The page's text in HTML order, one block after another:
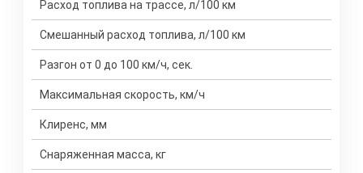
Расход топлива на трассе, л/100 км
Смешанный расход топлива, л/100 км
Разгон от 0 до 100 км/ч, сек.
Максимальная скорость, км/ч
Клиренс, мм
Снаряженная масса, кг